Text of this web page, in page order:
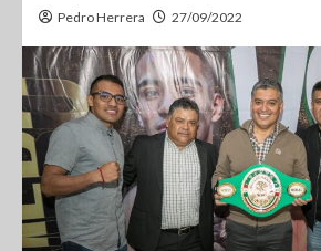
Pedro Herrera 27/09/2022